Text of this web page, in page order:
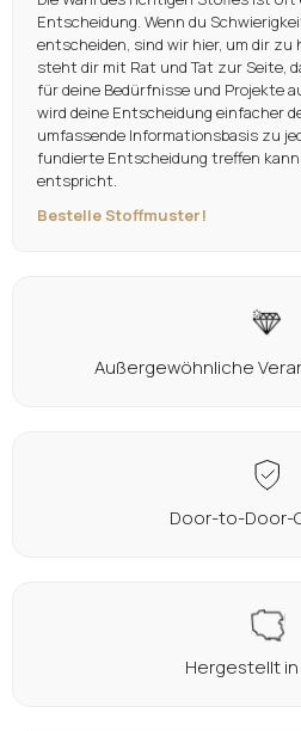
Entscheidung. Wenn du
entscheiden, sind wir hier, um dir zu
steht dir mit Rat und Tat zur Seite,
für deine Bedürfnisse und Projekte
wird deine Entscheidung einfacher
umfassende Informationsbasis zu
fundierte Entscheidung treffen
entspricht.
Bestelle Stoffmuster!
Außergewöhnliche
Door-to-Door-
Hergestellt in